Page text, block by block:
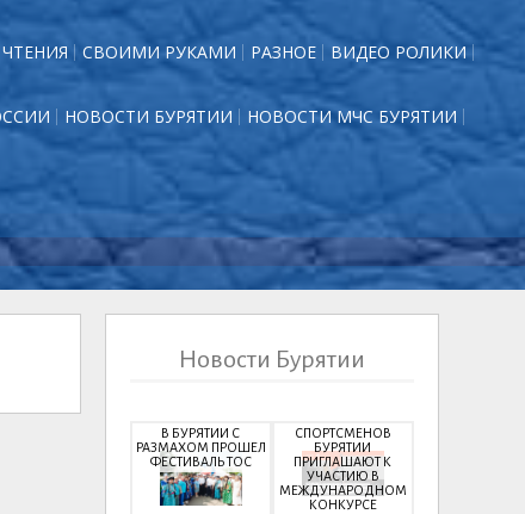
СВОИМИ РУКАМИ РАЗНОЕ ВИДЕО РОЛИКИ
НОВОСТИ БУРЯТИИ НОВОСТИ МЧС БУРЯТИИ
Новости Бурятии
В БУРЯТИИ С
РАЗМАХОМ ПРОШЕЛ
ФЕСТИВАЛЬ ТОС
СПОРТСМЕНОВ
БУРЯТИИ
ПРИГЛАШАЮТ К
УЧАСТИЮ В
МЕЖДУНАРОДНОМ
КОНКУРСЕ